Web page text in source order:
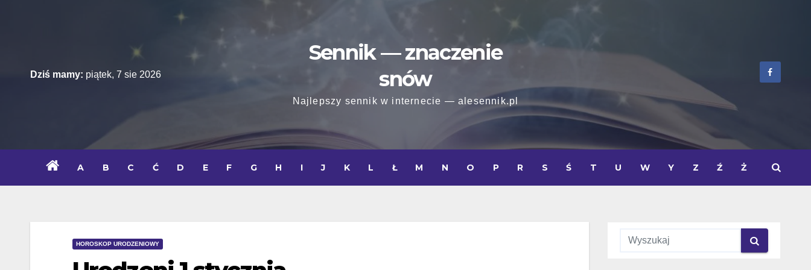
Dziś mamy: piątek, 7 sie 2026
Sennik — znaczenie
snów
Najlepszy sennik w internecie — alesennik.pl
A B C Ć D E F G H I J K L Ł M N O P R S Ś T U W Y Z Ź Ż
HOROSKOP URODZENIOWY